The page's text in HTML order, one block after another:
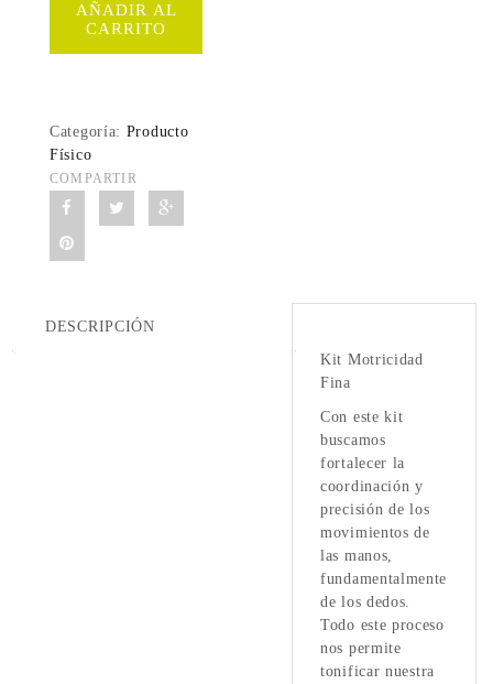
AÑADIR AL
CARRITO
Categoría: Producto
Físico
COMPARTIR
DESCRIPCIÓN
Kit Motricidad
Fina
Con este kit
buscamos
fortalecer la
coordinación y
precisión de los
movimientos de
las manos,
fundamentalmente
de los dedos.
Todo este proceso
nos permite
tonificar nuestra